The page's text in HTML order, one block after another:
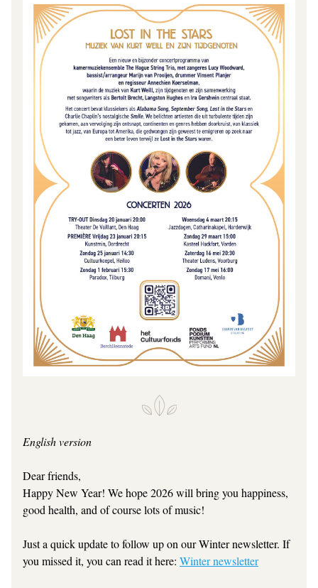
English version
Dear friends,
Happy New Year! We hope 2026 will bring you happiness,
good health, and of course lots of music!
Just a quick update to follow up on our Winter newsletter. If
you missed it, you can read it here: Winter newsletter